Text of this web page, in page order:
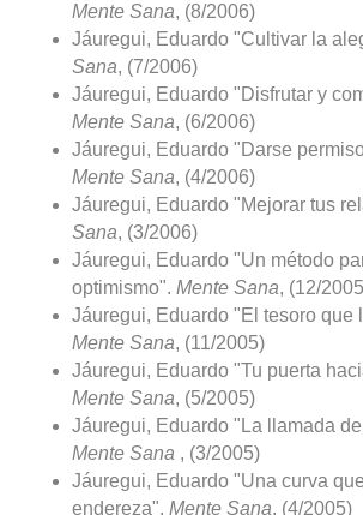
Mente Sana, (8/2006)
Jáuregui, Eduardo "Cultivar la
Sana, (7/2006)
Jáuregui, Eduardo "Disfrutar y
Mente Sana, (6/2006)
Jáuregui, Eduardo "Darse
Mente Sana, (4/2006)
Jáuregui, Eduardo "Mejorar tus
Sana, (3/2006)
Jáuregui, Eduardo "Un método
optimismo". Mente Sana, (12/
Jáuregui, Eduardo "El tesoro que
Mente Sana, (11/2005)
Jáuregui, Eduardo "Tu puerta
Mente Sana, (5/2005)
Jáuregui, Eduardo "La llamada
Mente Sana , (3/2005)
Jáuregui, Eduardo "Una curva
endereza". Mente Sana, (4/2005)